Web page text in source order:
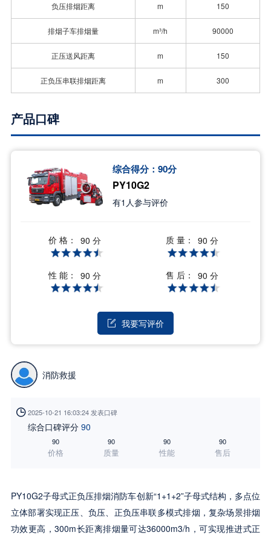
负压排烟距离 m 150
排烟子车排烟量 m³/h 90000
正压送风距离 m 150
正负压串联排烟距离 m 300
产品口碑
综合得分： 90分
PY10G2
有1 人参与评价
价 格： 90 分 质 量： 90 分
性 能： 90 分 售 后： 90 分
 我要写评价
消防救援
 2025-10-21 16:03:24 发表口碑
综合口碑评分 90
90
价格
90
质量
90
性能
90
售后
PY10G2子母式正负压排烟消防车创新“1+1+2”子母式结构，多点位
立体部署实现正压、负压、正负压串联多模式排烟，复杂场景排烟
功效更高，300m长距离排烟量可达36000m3/h，可实现推进式正